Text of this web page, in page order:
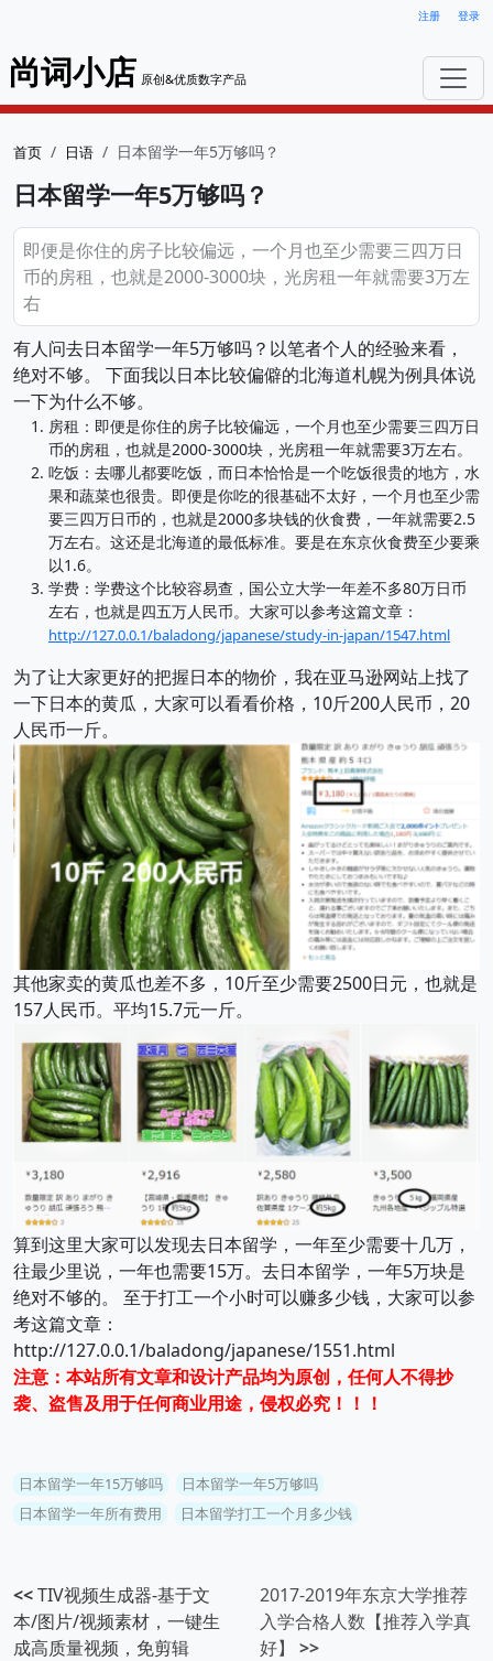
注册 登录
尚词小店 原创&优质数字产品
首页 日语 日本留学一年5万够吗？
日本留学一年5万够吗？
即便是你住的房子比较偏远，一个月也至少需要三四万日
币的房租，也就是2000-3000块，光房租一年就需要3万左
右
有人问去日本留学一年5万够吗？以笔者个人的经验来看，
绝对不够。 下面我以日本比较偏僻的北海道札幌为例具体说
一下为什么不够。
房租：即便是你住的房子比较偏远，一个月也至少需要三四万日
币的房租，也就是2000-3000块，光房租一年就需要3万左右。
吃饭：去哪儿都要吃饭，而日本恰恰是一个吃饭很贵的地方，水
果和蔬菜也很贵。即便是你吃的很基础不太好，一个月也至少需
要三四万日币的，也就是2000多块钱的伙食费，一年就需要2.5
万左右。这还是北海道的最低标准。要是在东京伙食费至少要乘
以1.6。
学费：学费这个比较容易查，国公立大学一年差不多80万日币
左右，也就是四五万人民币。大家可以参考这篇文章：
http://127.0.0.1/baladong/japanese/study-in-japan/1547.html
为了让大家更好的把握日本的物价，我在亚马逊网站上找了
一下日本的黄瓜，大家可以看看价格，10斤200人民币，20
人民币一斤。
其他家卖的黄瓜也差不多，10斤至少需要2500日元，也就是
157人民币。平均15.7元一斤。
算到这里大家可以发现去日本留学，一年至少需要十几万，
往最少里说，一年也需要15万。去日本留学，一年5万块是
绝对不够的。 至于打工一个小时可以赚多少钱，大家可以参
考这篇文章：
http://127.0.0.1/baladong/japanese/1551.html
注意：本站所有文章和设计产品均为原创，任何人不得抄
袭、盗售及用于任何商业用途，侵权必究！！！
日本留学一年15万够吗
日本留学一年5万够吗
日本留学一年所有费用
日本留学打工一个月多少钱
<<TIV视频生成器-基于文
本/图片/视频素材，一键生
成高质量视频，免剪辑
2017-2019年东京大学推荐
入学合格人数【推荐入学真
好】 >>